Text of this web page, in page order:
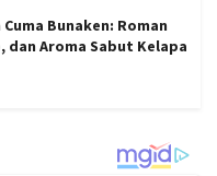
Bunaken: Roman
dan Aroma Sabut Kelapa